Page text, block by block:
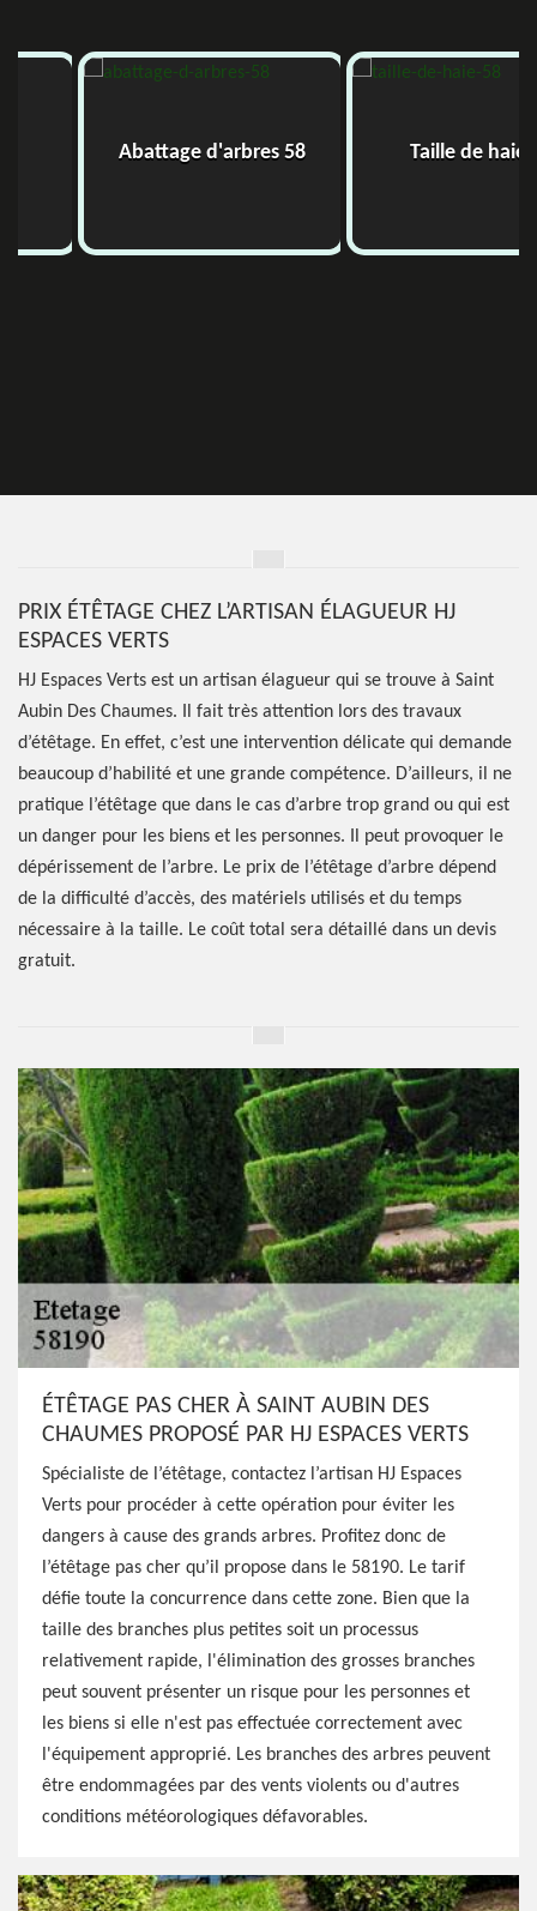
Abattage d'arbres 58 Taille de haie
PRIX ÉTÊTAGE CHEZ L’ARTISAN ÉLAGUEUR HJ
ESPACES VERTS
HJ Espaces Verts est un artisan élagueur qui se trouve à Saint
Aubin Des Chaumes. Il fait très attention lors des travaux
d’étêtage. En effet, c’est une intervention délicate qui demande
beaucoup d’habilité et une grande compétence. D’ailleurs, il ne
pratique l’étêtage que dans le cas d’arbre trop grand ou qui est
un danger pour les biens et les personnes. Il peut provoquer le
dépérissement de l’arbre. Le prix de l’étêtage d’arbre dépend
de la difficulté d’accès, des matériels utilisés et du temps
nécessaire à la taille. Le coût total sera détaillé dans un devis
gratuit.
ÉTÊTAGE PAS CHER À SAINT AUBIN DES
CHAUMES PROPOSÉ PAR HJ ESPACES VERTS
Spécialiste de l’étêtage, contactez l’artisan HJ Espaces
Verts pour procéder à cette opération pour éviter les
dangers à cause des grands arbres. Profitez donc de
l’étêtage pas cher qu’il propose dans le 58190. Le tarif
défie toute la concurrence dans cette zone. Bien que la
taille des branches plus petites soit un processus
relativement rapide, l'élimination des grosses branches
peut souvent présenter un risque pour les personnes et
les biens si elle n'est pas effectuée correctement avec
l'équipement approprié. Les branches des arbres peuvent
être endommagées par des vents violents ou d'autres
conditions météorologiques défavorables.